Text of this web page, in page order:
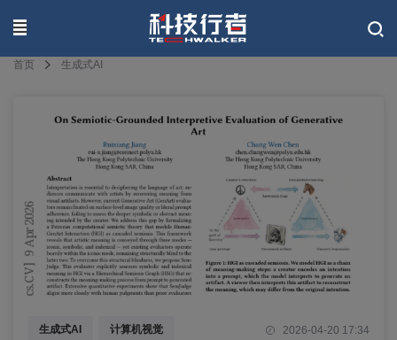
联系我们
首页 生成式AI
生成式AI 计算机视觉 2026-04-20 17:34